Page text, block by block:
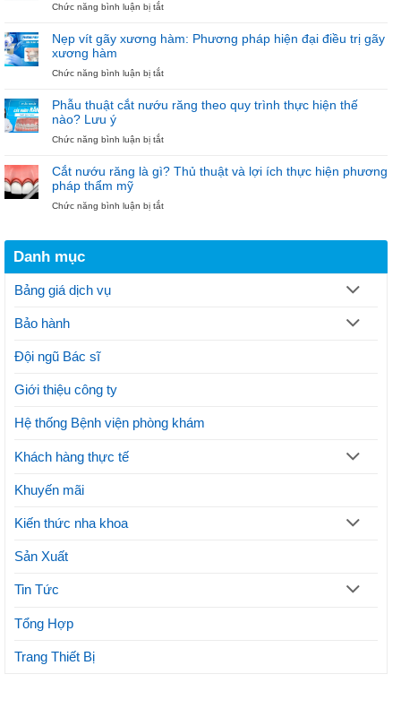
Đầu
18.000.000đ
“Diện
–
Noel”
Chức năng bình luận bị tắtở
DEAL]
Trồng
6.000.000đ
Niềng
tại
khoa
Nẹp vít gãy xương hàm: Phương pháp hiện đại điều trị gãy
xương hàm
Chức năng bình luận bị tắtở
gãy
hàm:
pháp
điều
Phẫu thuật cắt nướu răng theo quy trình thực hiện thế
nào? Lưu ý
Chức năng bình luận bị tắtở
thuật
cắt
răng
hiện
Cắt nướu răng là gì? Thủ thuật và lợi ích thực hiện phương
pháp thẩm mỹ
Chức năng bình luận bị tắtở
gì?
mỹ
Danh mục
Bảng giá dịch vụ
Bảo hành
Đội ngũ Bác sĩ
Giới thiệu công ty
Hệ thống Bệnh viện phòng khám
Khách hàng thực tế
Khuyến mãi
Kiến thức nha khoa
Sản Xuất
Tin Tức
Tổng Hợp
Trang Thiết Bị